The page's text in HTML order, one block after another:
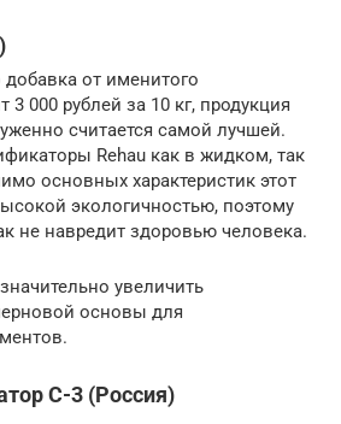
от именитого
3 000 рублей за 10 кг, продукция
считается самой лучшей.
Rehau как в жидком, так
основных характеристик этот
экологичностью, поэтому
не навредит здоровью человека.
увеличить
основы для
С-3 (Россия)